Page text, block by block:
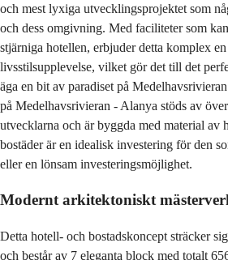
och mest lyxiga utvecklingsprojektet som
och dess omgivning. Med faciliteter som
stjärniga hotellen, erbjuder detta komplex
livsstilsupplevelse, vilket gör det till det
äga en bit av paradiset på
på Medelhavsrivieran - Alanya stöds av
utvecklarna och är byggda med material av
bostäder är en idealisk investering för den
eller en lönsam investeringsmöjlighet.
Modernt arkitektoniskt
Detta hotell- och bostadskoncept sträcker
och består av 7 eleganta block med totalt